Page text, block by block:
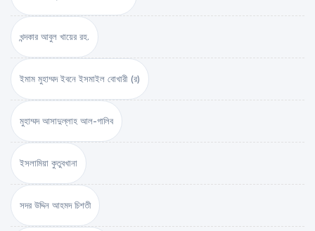
খন্দকার আবুল খায়ের রহ.
ইমাম মুহাম্মদ ইবনে ইসমাইল বোখারী (র)
মুহাম্মদ আসাদুল্লাহ আল-গালিব
ইসলামিয়া কুতুবখানা
সদর উদ্দিন আহমদ চিশতী